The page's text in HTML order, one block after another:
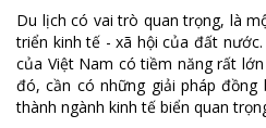
Du lịch có vai trò quan trọng, là
triển kinh tế - xã hội của đất
của Việt Nam có tiềm năng rất
đó, cần có những giải pháp
thành ngành kinh tế biển quan